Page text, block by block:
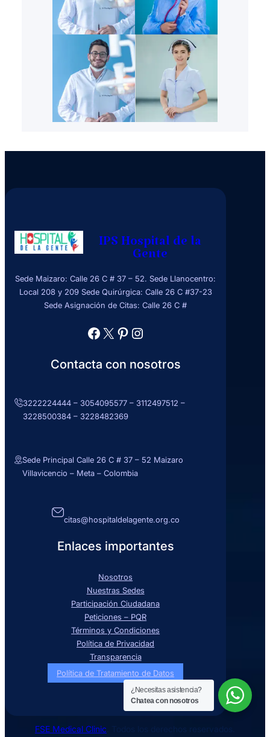
IPS Hospital de la
Gente
Sede Maizaro: Calle 26 C # 37 – 52. Sede Llanocentro:
Local 208 y 209 Sede Quirúrgica: Calle 26 C #37-23
Sede Asignación de Citas: Calle 26 C #
Facebook X Pinterest Instagram
Enlaces importantes
Nosotros
Nuestras Sedes
Participación Ciudadana
Peticiones – PQR
Términos y Condiciones
Política de Privacidad
Transparencia
Política de Tratamiento de Datos
Contacta con nosotros
3222224444 – 3054095577 – 3112497512 –
3228500384 – 3228482369
Sede Principal Calle 26 C # 37 – 52 Maizaro
Villavicencio – Meta – Colombia
citas@hospitaldelagente.org.co
FSE Medical Clinic . Todos los derechos reservados.
¿Necesitas asistencia?
Chatea con nosotros